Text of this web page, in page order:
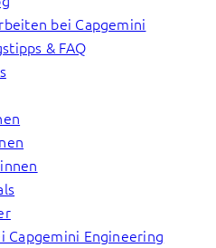
bei Capgemini
& FAQ
Capgemini Engineering